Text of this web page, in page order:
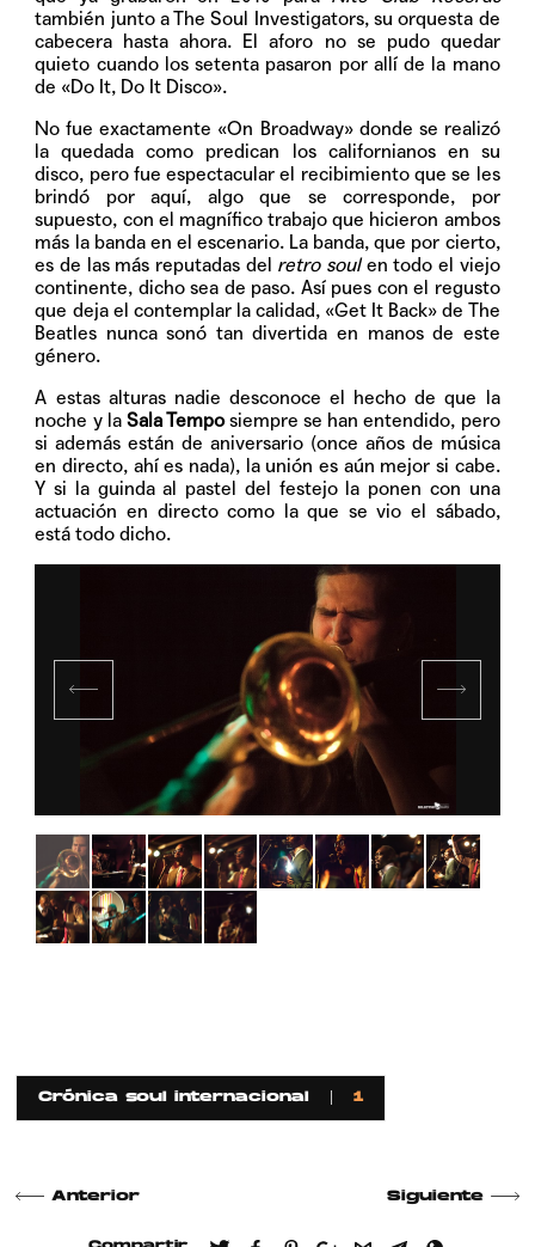
también junto a The Soul Investigators, su orquesta de
cabecera hasta ahora. El aforo no se pudo quedar
quieto cuando los setenta pasaron por allí de la mano
de «Do It, Do It Disco».
No fue exactamente «On Broadway» donde se realizó
la quedada como predican los californianos en su
disco, pero fue espectacular el recibimiento que se les
brindó por aquí, algo que se corresponde, por
supuesto, con el magnífico trabajo que hicieron ambos
más la banda en el escenario. La banda, que por cierto,
es de las más reputadas del retro soulen todo el viejo
continente, dicho sea de paso. Así pues con el regusto
que deja el contemplar la calidad, «Get It Back» de The
Beatles nunca sonó tan divertida en manos de este
género.
A estas alturas nadie desconoce el hecho de que la
noche y la Sala Temposiempre se han entendido, pero
si además están de aniversario (once años de música
en directo, ahí es nada), la unión es aún mejor si cabe.
Y si la guinda al pastel del festejo la ponen con una
actuación en directo como la que se vio el sábado,
está todo dicho.
Crónica soul internacional 1
Anterior Siguiente